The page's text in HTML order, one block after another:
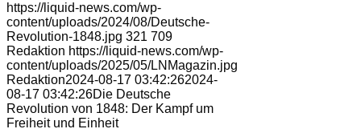
https://liquid-news.com/wp-
content/uploads/2024/08/Deutsche-
Revolution-1848.jpg 321 709
Redaktion https://liquid-news.com/wp-
content/uploads/2025/05/LNMagazin.jpg
Redaktion2024-08-17 03:42:262024-
08-17 03:42:26Die Deutsche
Revolution von 1848: Der Kampf um
Freiheit und Einheit